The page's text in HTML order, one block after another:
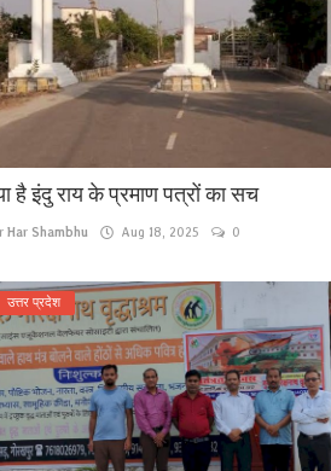
है इंदु राय के प्रमाण पत्रों का सच
Har Shambhu Aug 18, 2025 0
उत्तर प्रदेश